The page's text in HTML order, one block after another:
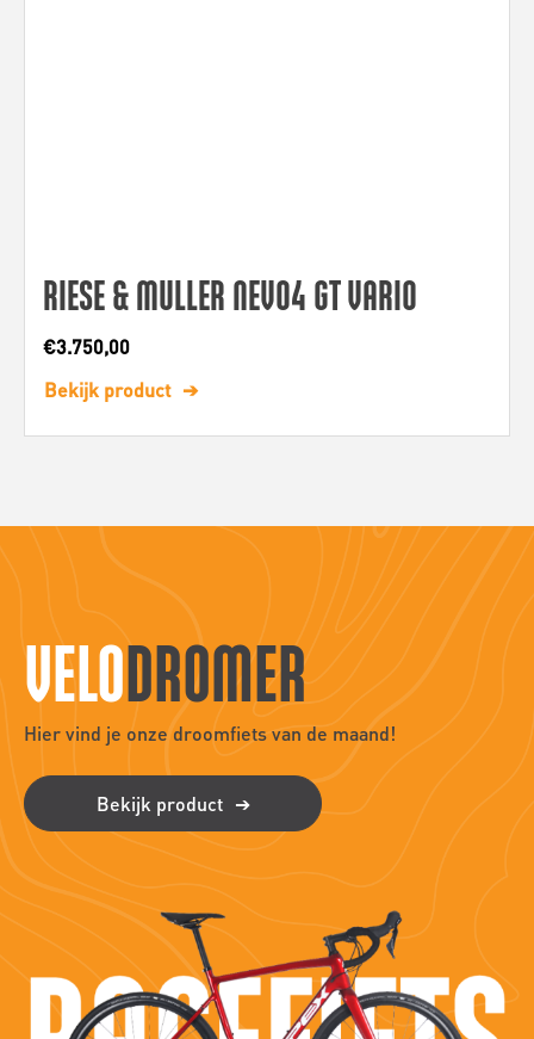
RIESE & MULLER NEVO4 GT VARIO
€3.750,00
Bekijk product
VELODROMER
Hier vind je onze droomfiets van de maand!
Bekijk product